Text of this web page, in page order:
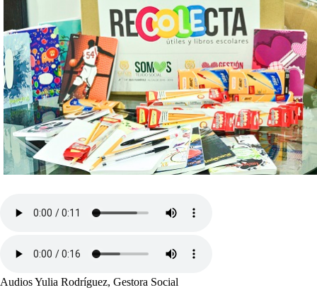
​A​udios Yulia Rodríguez, Gestora Social​